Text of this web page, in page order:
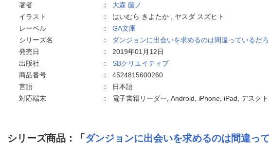
著者 ： 大森 藤ノ
イラスト
： はいむら きよたか , ヤスダ スズヒト
レーベル
： GA文庫
シリーズ名
：
ダンジョンに出会いを求めるのは間違っているだ
発売日
： 2019年01月12日
出版社
： SBクリエイティブ
商品番号
： 4524815600260
言語
：
日本語
対応端末
： 電子書籍リーダー, Android, iPhone, iPad, デスク
シリーズ商品：「ダンジョンに出会いを求めるのは間違っ